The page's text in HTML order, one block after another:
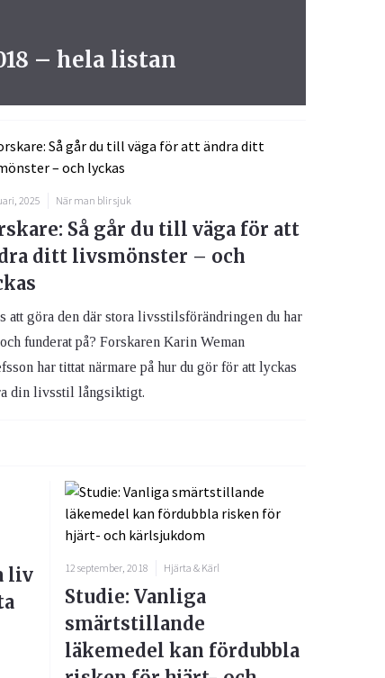
– hela listan
2025 När man blir sjuk
Så går du till väga för att
ditt livsmönster – och
att göra den där stora livsstilsförändringen du har
funderat på? Forskaren Karin Weman
har tittat närmare på hur du gör för att lyckas
din livsstil långsiktigt.
liv
12 september, 2018 Hjärta & Kärl
Studie: Vanliga
smärtstillande
läkemedel kan fördubbla